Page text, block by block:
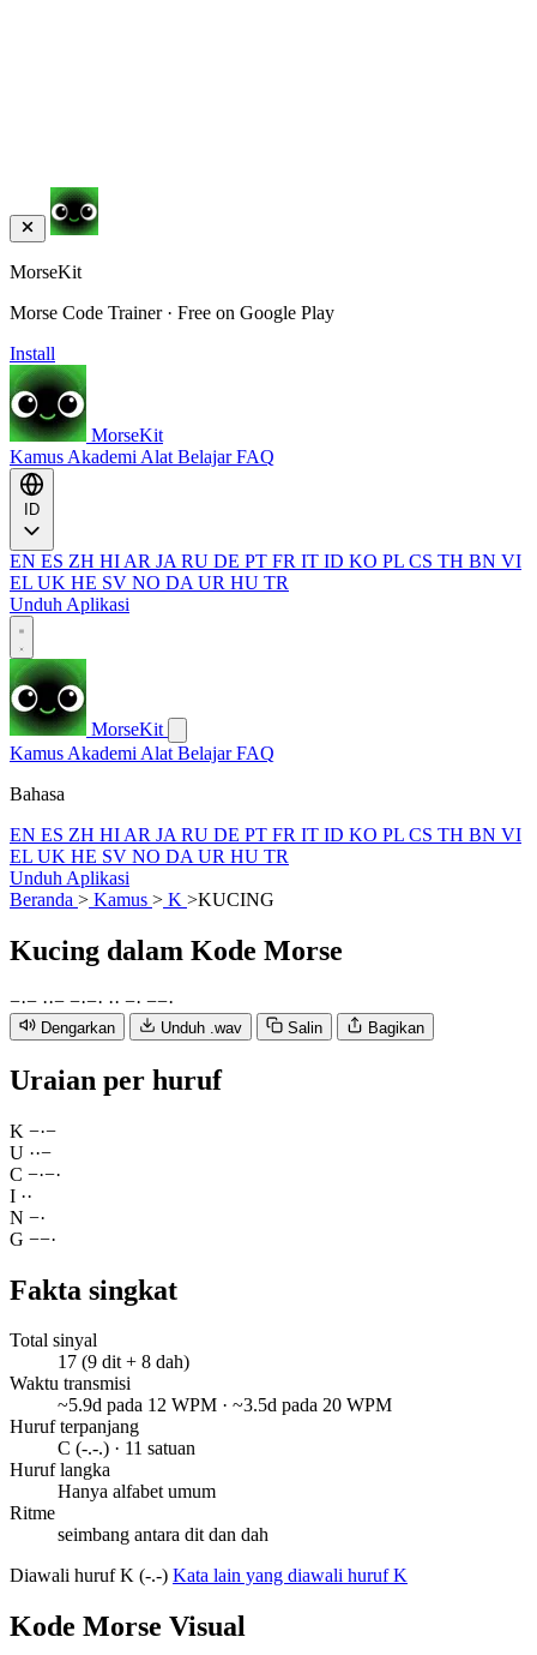
MorseKit
Morse Code Trainer · Free on Google Play
Install
MorseKit
Kamus Akademi Alat BelajarFAQ
EN ES ZH HI AR JA RU DE PT FR IT ID KO PL CS TH BN VI
EL UK HE SV NO DA UR HU TR
Unduh Aplikasi
MorseKit
Kamus Akademi Alat BelajarFAQ
Bahasa
EN ES ZH HI AR JA RU DE PT FR IT ID KO PL CS TH BN VI
EL UK HE SV NO DA UR HU TR
Unduh Aplikasi
Beranda > Kamus > K >KUCING
Kucing dalam Kode Morse
−·− ··− −·−· ·· −· −−·
Dengarkan Unduh .wav Salin Bagikan
Uraian per huruf
K −·−
U ··−
C −·−·
I ··
N −·
G −−·
Fakta singkat
Total sinyal
17 (9 dit + 8 dah)
Waktu transmisi
~5.9d pada 12 WPM · ~3.5d pada 20 WPM
Huruf terpanjang
C (-.-.) · 11 satuan
Huruf langka
Hanya alfabet umum
Ritme
seimbang antara dit dan dah
Diawali huruf K (-.-) Kata lain yang diawali huruf K
Kode Morse Visual